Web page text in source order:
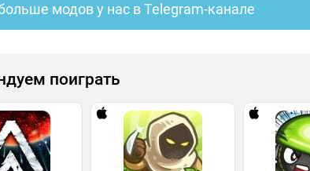
модов у нас в Telegram-канале
поиграть